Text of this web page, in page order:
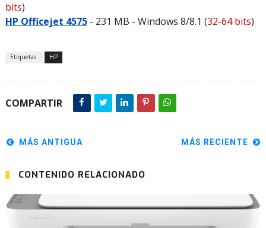
bits)
HP Officejet 4575- 231 MB - Windows 8/8.1 (32-64 bits)
Etiquetas: HP
COMPARTIR
MÁS RECIENTE
MÁS ANTIGUA
CONTENIDO RELACIONADO